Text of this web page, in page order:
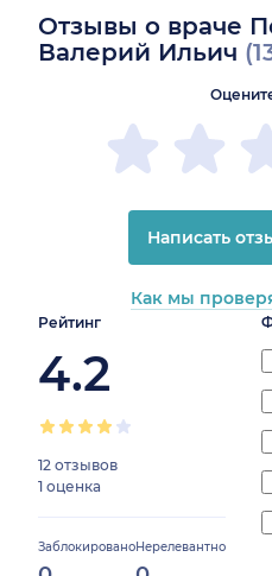
Отзывы о враче
Валерий Ильич
Рейтинг
4.2
12 отзывов
1 оценка
ЗаблокированоНерелевантно
progress:
Написать
Как мы